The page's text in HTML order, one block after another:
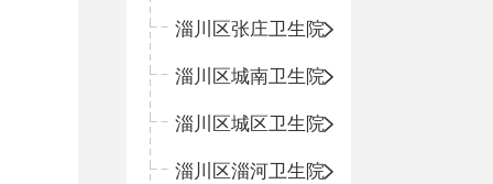
淄川区张庄卫生院
淄川区城南卫生院
淄川区城区卫生院
淄川区淄河卫生院